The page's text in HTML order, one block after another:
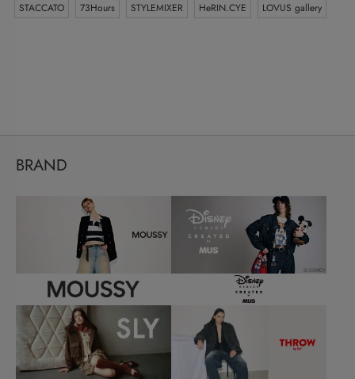
STACCATO
73Hours STYLEMIXER HeRIN.CYE LOVUS gallery
BRAND